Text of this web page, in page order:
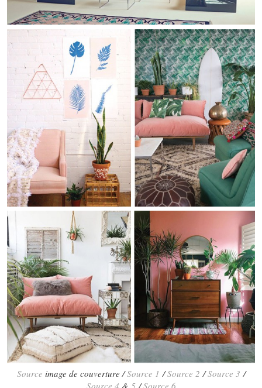
Source image de couverture /Source 1 /Source 2 /Source 3 /